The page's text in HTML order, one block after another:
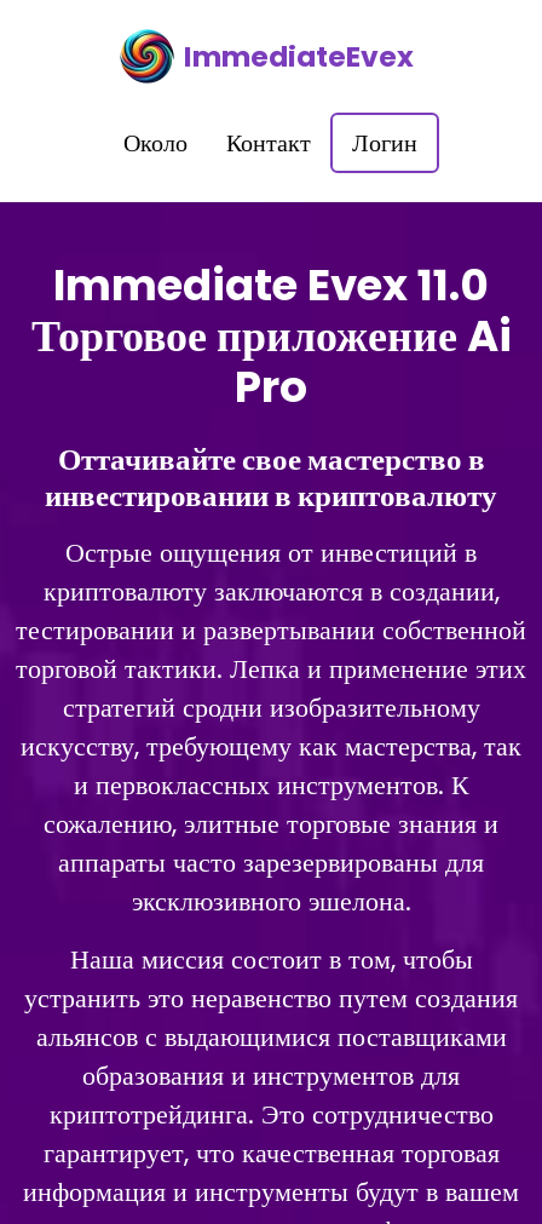
ImmediateEvex
Около Контакт Логин
Immediate Evex 11.0
Торговое приложение Ai
Pro
Оттачивайте свое мастерство в
инвестировании в криптовалюту
Острые ощущения от инвестиций в
криптовалюту заключаются в создании,
тестировании и развертывании собственной
торговой тактики. Лепка и применение этих
стратегий сродни изобразительному
искусству, требующему как мастерства, так
и первоклассных инструментов. К
сожалению, элитные торговые знания и
аппараты часто зарезервированы для
эксклюзивного эшелона.
Наша миссия состоит в том, чтобы
устранить это неравенство путем создания
альянсов с выдающимися поставщиками
образования и инструментов для
криптотрейдинга. Это сотрудничество
гарантирует, что качественная торговая
информация и инструменты будут в вашем